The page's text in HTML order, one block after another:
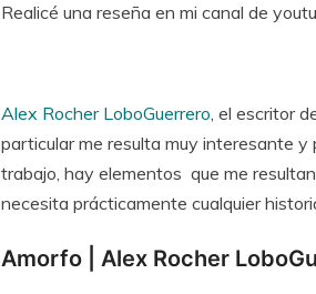
Realicé una reseña en mi canal de
Alex Rocher LoboGuerrero, el escritor
particular me resulta muy interesante y
trabajo, hay elementos que me
necesita prácticamente cualquier
Amorfo | Alex Rocher